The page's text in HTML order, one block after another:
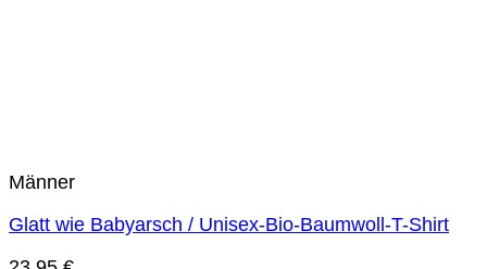
Männer
Glatt wie Babyarsch / Unisex-Bio-Baumwoll-T-Shirt